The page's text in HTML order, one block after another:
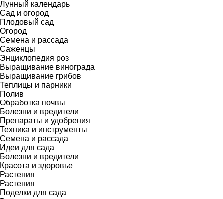
Лунный календарь
Сад и огород
Плодовый сад
Огород
Семена и рассада
Саженцы
Энциклопедия роз
Выращивание винограда
Выращивание грибов
Теплицы и парники
Полив
Обработка почвы
Болезни и вредители
Препараты и удобрения
Техника и инструменты
Семена и рассада
Идеи для сада
Болезни и вредители
Красота и здоровье
Растения
Растения
Поделки для сада